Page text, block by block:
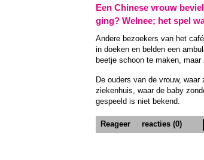
Een Chinese vrouw
ging? Welnee; het spel
Andere bezoekers van het
in doeken en belden een
beetje schoon te maken,
De ouders van de vrouw,
ziekenhuis, waar de baby
gespeeld is niet bekend.
Reageer reacties (0)